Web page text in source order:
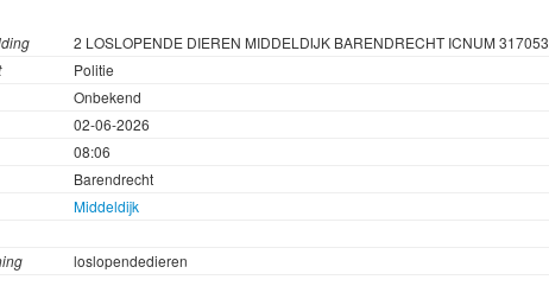
2 LOSLOPENDE DIEREN MIDDELDIJK BARENDRECHT ICNUM 317053
Politie
Onbekend
02-06-2026
08:06
Barendrecht
Middeldijk
loslopendedieren